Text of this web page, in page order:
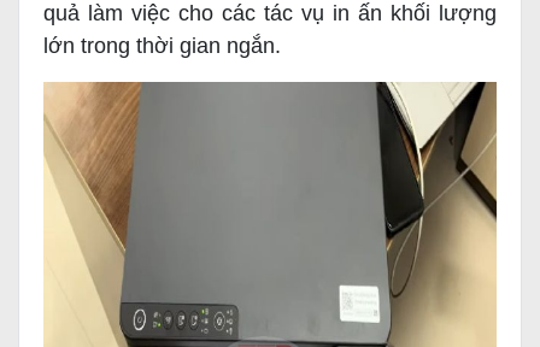
quả làm việc cho các tác vụ in ấn khối lượng
lớn trong thời gian ngắn.